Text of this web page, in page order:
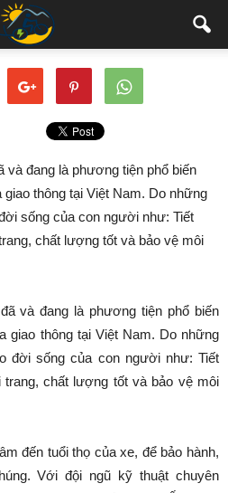
và đang là phương tiện phổ biến
thông tại Việt Nam. Do những
sống của con người như: Tiết
chất lượng tốt và bảo vệ môi
và đang là phương tiện phổ biến
giao thông tại Việt Nam. Do những
đời sống của con người như: Tiết
chất lượng tốt và bảo vệ môi
đến tuổi thọ của xe, để bảo hành,
Với đội ngũ kỹ thuật chuyên